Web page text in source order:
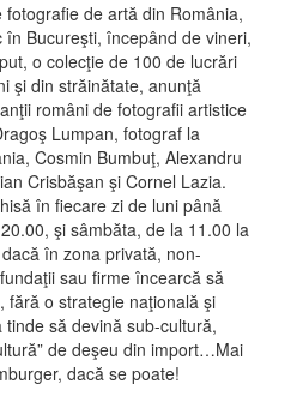
de artă din România,
Bucureşti, începând de vineri,
o colecţie de 100 de lucrări
şi din străinătate, anunţă
români de fotografii artistice
Lumpan, fotograf la
Cosmin Bumbuţ, Alexandru
Crisbăşan şi Cornel Lazia.
în fiecare zi de luni până
şi sâmbăta, de la 11.00 la
în zona privată, non-
sau firme încearcă să
fără o strategie naţională şi
să devină sub-cultură,
de deşeu din import…Mai
dacă se poate!